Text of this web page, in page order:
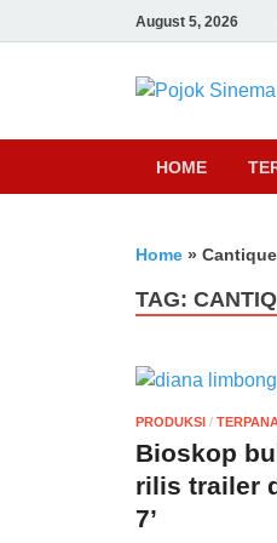
August 5, 2026
HOME
Home »
TAG:
PRODUKSI /
Bioskop
rilis trailer
7’